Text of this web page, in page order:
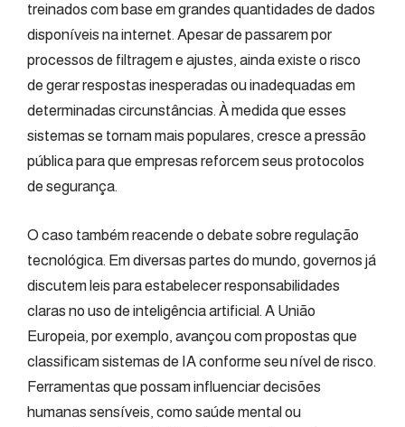
treinados com base em grandes quantidades de dados
disponíveis na internet. Apesar de passarem por
processos de filtragem e ajustes, ainda existe o risco
de gerar respostas inesperadas ou inadequadas em
determinadas circunstâncias. À medida que esses
sistemas se tornam mais populares, cresce a pressão
pública para que empresas reforcem seus protocolos
de segurança.
O caso também reacende o debate sobre regulação
tecnológica. Em diversas partes do mundo, governos já
discutem leis para estabelecer responsabilidades
claras no uso de inteligência artificial. A União
Europeia, por exemplo, avançou com propostas que
classificam sistemas de IA conforme seu nível de risco.
Ferramentas que possam influenciar decisões
humanas sensíveis, como saúde mental ou